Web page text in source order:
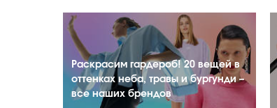
Раскрасим гардероб! 20 вещей в
оттенках неба, травы и бургунди –
все наших брендов